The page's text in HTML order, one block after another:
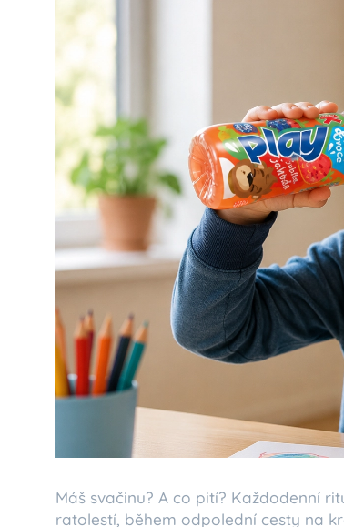
Máš svačinu? A co pití? Každodenní
ratolestí, během odpolední cesty na